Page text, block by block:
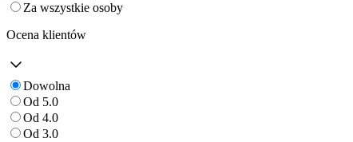
Za wszystkie osoby
Ocena klientów
Dowolna
Od 5.0
Od 4.0
Od 3.0